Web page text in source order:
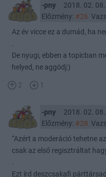
-pny
2018. 02.
Előzmény: #26
Az év vicce ez a dumád, ha
.
De nyugi, ebben a topicban
helyed, ne aggódj:)
2 1
-pny
2018. 02.
Előzmény: #28
“Azért a moderáció tehetne
csak az első regisztráltat
.
Ezt írd deszcsakafi